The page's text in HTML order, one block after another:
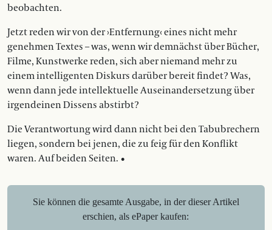
beobachten.
Jetzt reden wir von der ›Entfernung‹ eines nicht mehr
genehmen Textes – was, wenn wir demnächst über Bücher,
Filme, Kunstwerke reden, sich aber niemand mehr zu
einem intelligenten Diskurs darüber bereit findet? Was,
wenn dann jede intellektuelle Auseinandersetzung über
irgendeinen Dissens abstirbt?
Die Verantwortung wird dann nicht bei den Tabubrechern
liegen, sondern bei jenen, die zu feig für den Konflikt
waren. Auf beiden Seiten. •
Sie können die gesamte Ausgabe, in der dieser Artikel
erschien, als ePaper kaufen: